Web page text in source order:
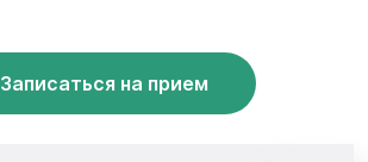
Записаться на прием